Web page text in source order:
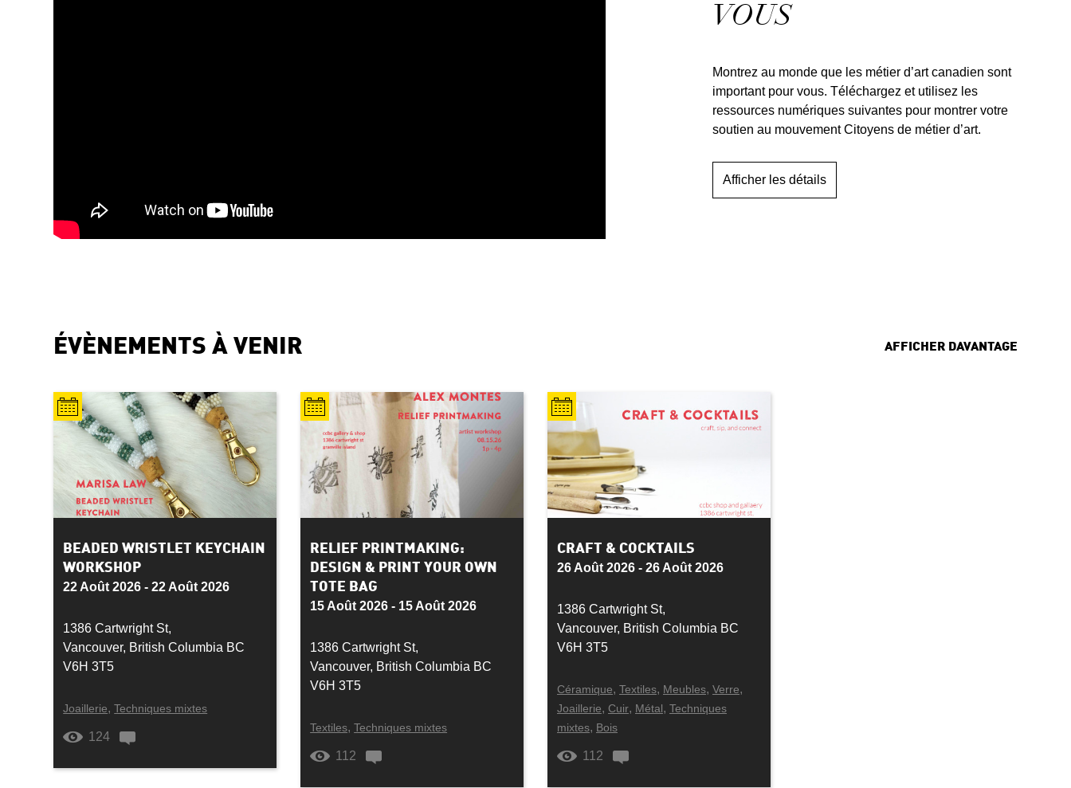
VOUS
Montrez au monde que les métier d’art canadien sont
important pour vous. Téléchargez et utilisez les
ressources numériques suivantes pour montrer votre
soutien au mouvement Citoyens de métier d’art.
Afficher les détails
ÉVÈNEMENTS À VENIR AFFICHER DAVANTAGE
BEADED WRISTLET KEYCHAIN
WORKSHOP
22 Août 2026 - 22 Août 2026
1386 Cartwright St,
Vancouver, British Columbia BC
V6H 3T5
Joaillerie,Techniques mixtes
124
RELIEF PRINTMAKING:
DESIGN & PRINT YOUR OWN
TOTE BAG
15 Août 2026 - 15 Août 2026
1386 Cartwright St,
Vancouver, British Columbia BC
V6H 3T5
Textiles,Techniques mixtes
112
CRAFT & COCKTAILS
26 Août 2026 - 26 Août 2026
1386 Cartwright St,
Vancouver, British Columbia BC
V6H 3T5
Céramique, Textiles, Meubles, Verre,
Joaillerie, Cuir, Métal, Techniques
mixtes, Bois
112